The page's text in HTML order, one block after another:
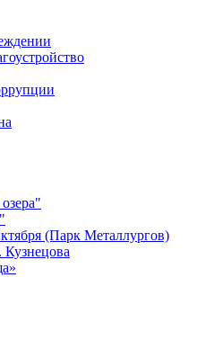
(Парк Металлургов)